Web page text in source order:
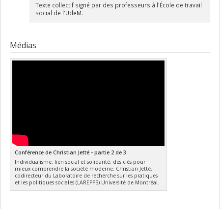
Texte collectif signé par des professeurs à l'École de travail
social de l'UdeM.
Médias
Conférence de Christian Jetté - partie 2 de 3
Individualisme, lien social et solidarité: des clés pour
mieux comprendre la société moderne. Christian Jetté,
codirecteur du Laboratoire de recherche sur les pratiques
et les politiques sociales (LAREPPS) Université de Montréal.